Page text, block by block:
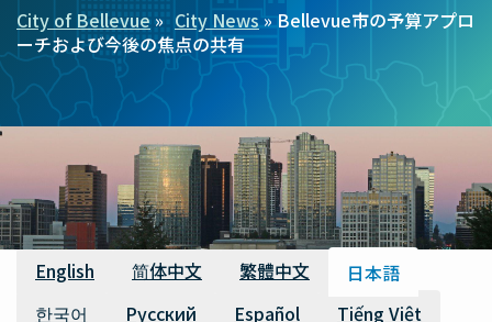
パ
ン
く
City of Bellevue City News Bellevue市の予算アプロ
ーチおよび今後の焦点の共有
利用可能な翻訳
English 简体中文 繁體中文
日本語
한국어
Русский Español Tiếng Việt